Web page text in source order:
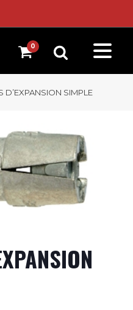
D’EXPANSION SIMPLE